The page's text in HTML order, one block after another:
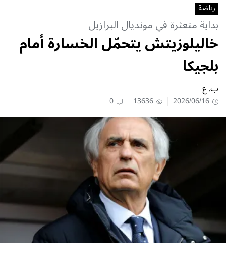
رياضة
بداية متعثرة في مونديال البرازيل
خاليلوزيتش يتحمّل الخسارة أمام
بلجيكا
ب. ع
2026/06/16
13636
0